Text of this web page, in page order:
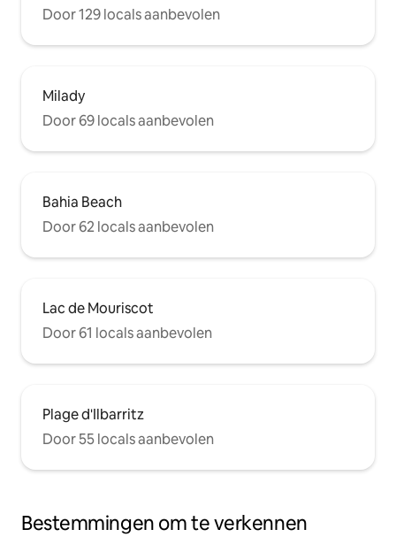
Door 129 locals aanbevolen
Milady
Door 69 locals aanbevolen
Bahia Beach
Door 62 locals aanbevolen
Lac de Mouriscot
Door 61 locals aanbevolen
Plage d'Ilbarritz
Door 55 locals aanbevolen
Bestemmingen om te verkennen